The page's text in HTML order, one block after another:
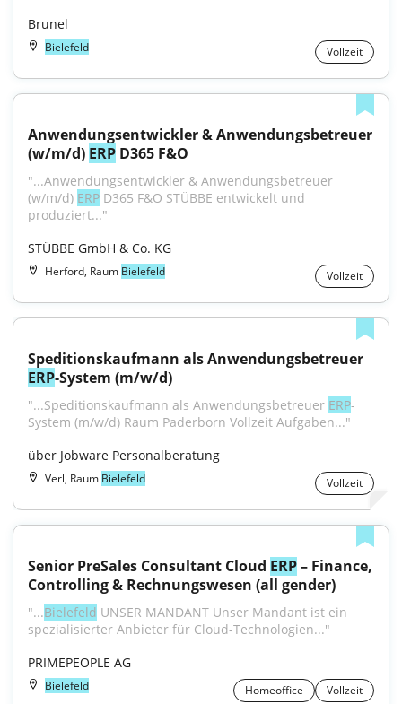
Brunel
Bielefeld Vollzeit
Anwendungsentwickler & Anwendungsbetreuer
(w/m/d) ERP D365 F&O
"...Anwendungsentwickler & Anwendungsbetreuer
(w/m/d) ERP D365 F&O STÜBBE entwickelt und
produziert..."
STÜBBE GmbH & Co. KG
Herford, Raum Bielefeld Vollzeit
ERP-System (m/w/d)
"...Speditionskaufmann als Anwendungsbetreuer ERP-
System (m/w/d) Raum Paderborn Vollzeit Aufgaben..."
über Jobware Personalberatung
Verl, Raum Bielefeld Vollzeit
Senior PreSales Consultant Cloud ERP – Finance,
Controlling & Rechnungswesen (all gender)
"...Bielefeld UNSER MANDANT Unser Mandant ist ein
spezialisierter Anbieter für Cloud-Technologien..."
PRIMEPEOPLE AG
Bielefeld Homeoffice Vollzeit